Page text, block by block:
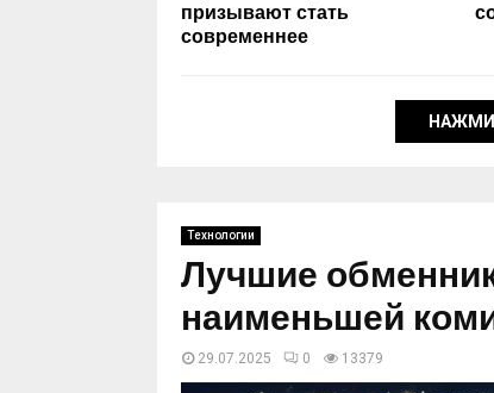
призывают стать
современнее
Технологии
Лучшие
наименьшей
29.07.2025 0 13379